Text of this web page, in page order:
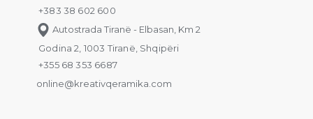
+383 38 602 600
Autostrada Tiranë - Elbasan, Km 2
Godina 2, 1003 Tiranë, Shqipëri
+355 68 353 6687
online@kreativqeramika.com